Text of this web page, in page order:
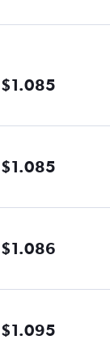
$1.085
$1.085
$1.086
$1.095